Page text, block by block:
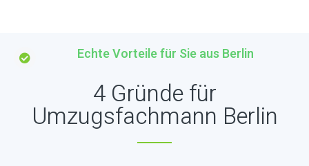
Echte Vorteile für Sie aus Berlin
4 Gründe für
Umzugsfachmann Berlin